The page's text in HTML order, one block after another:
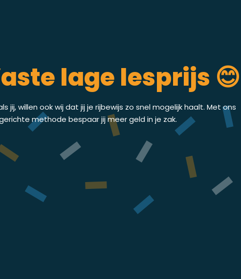
lage lesprijs 😊
jij, willen ook wij dat jij je rijbewijs zo snel mogelijk haalt. Met ons
methode bespaar jij meer geld in je zak.